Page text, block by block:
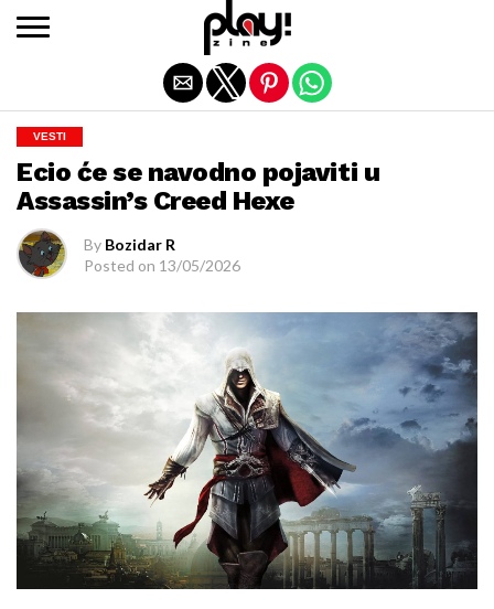
VESTI
Ecio će se navodno pojaviti u
Assassin’s Creed Hexe
By Bozidar R
Posted on 13/05/2026
Exit mobile version